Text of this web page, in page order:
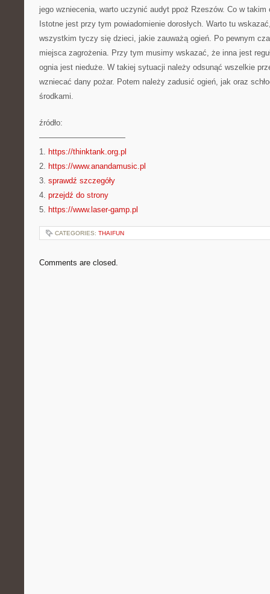
jego wzniecenia, warto uczynić audyt ppoż Rzeszów. Co w
Istotne jest przy tym powiadomienie dorosłych. Warto tu
wszystkim tyczy się dzieci, jakie zauważą ogień. Po pewnym
miejsca zagrożenia. Przy tym musimy wskazać, że inna jest
ognia jest nieduże. W takiej sytuacji należy odsunąć wszelkie
wzniecać dany pożar. Potem należy zadusić ogień, jak oraz
środkami.
źródło:
———————————
1. https://thinktank.org.pl
2. https://www.anandamusic.pl
3. sprawdź szczegóły
4. przejdź do strony
5. https://www.laser-gamp.pl
CATEGORIES: THAIFUN
Comments are closed.